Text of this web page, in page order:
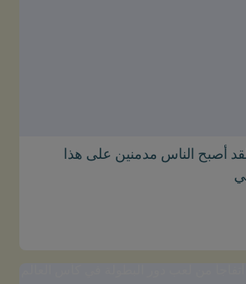
لقد أصبح الناس مدمنين على هذا